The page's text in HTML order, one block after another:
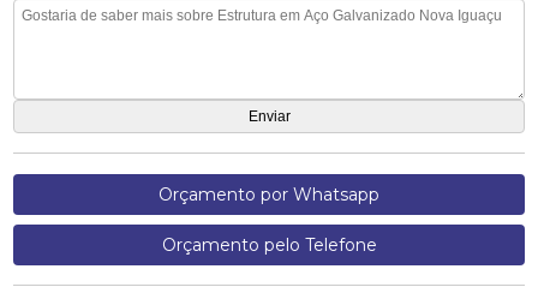
Orçamento por Whatsapp
Orçamento pelo Telefone